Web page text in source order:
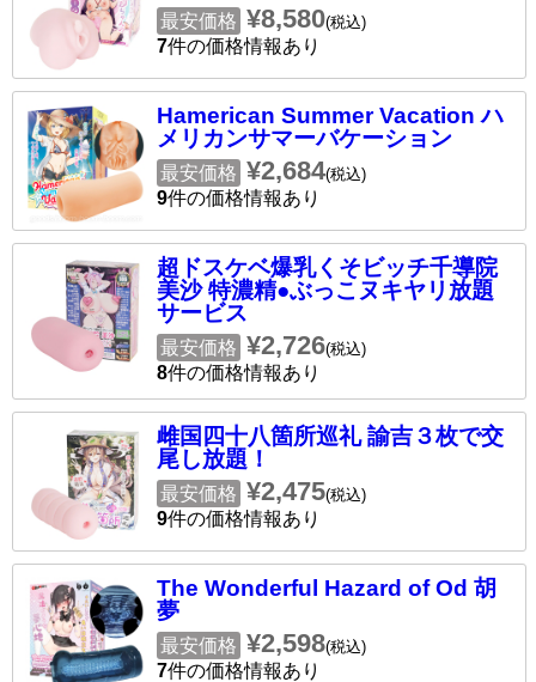
最安価格 ¥8,580(税込)
7件の価格情報あり
Hamerican Summer Vacation ハ
メリカンサマーバケーション
最安価格 ¥2,684(税込)
9件の価格情報あり
超ドスケベ爆乳くそビッチ千導院
美沙 特濃精●ぶっこヌキヤリ放題
サービス
最安価格 ¥2,726(税込)
8件の価格情報あり
雌国四十八箇所巡礼 諭吉３枚で交
尾し放題！
最安価格 ¥2,475(税込)
9件の価格情報あり
The Wonderful Hazard of Od 胡
夢
最安価格 ¥2,598(税込)
7件の価格情報あり